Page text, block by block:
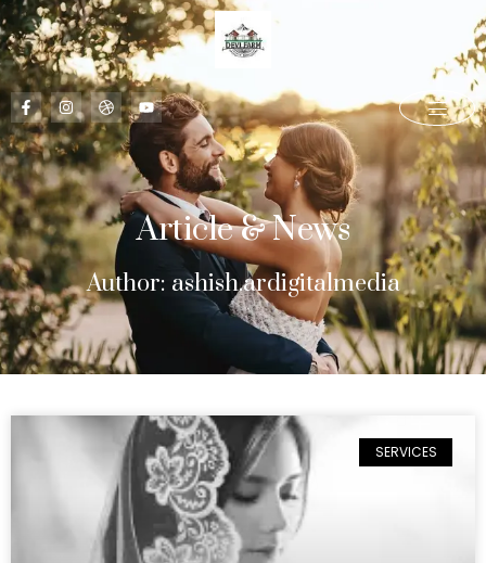
Article & News
Author: ashish.ardigitalmedia
SERVICES